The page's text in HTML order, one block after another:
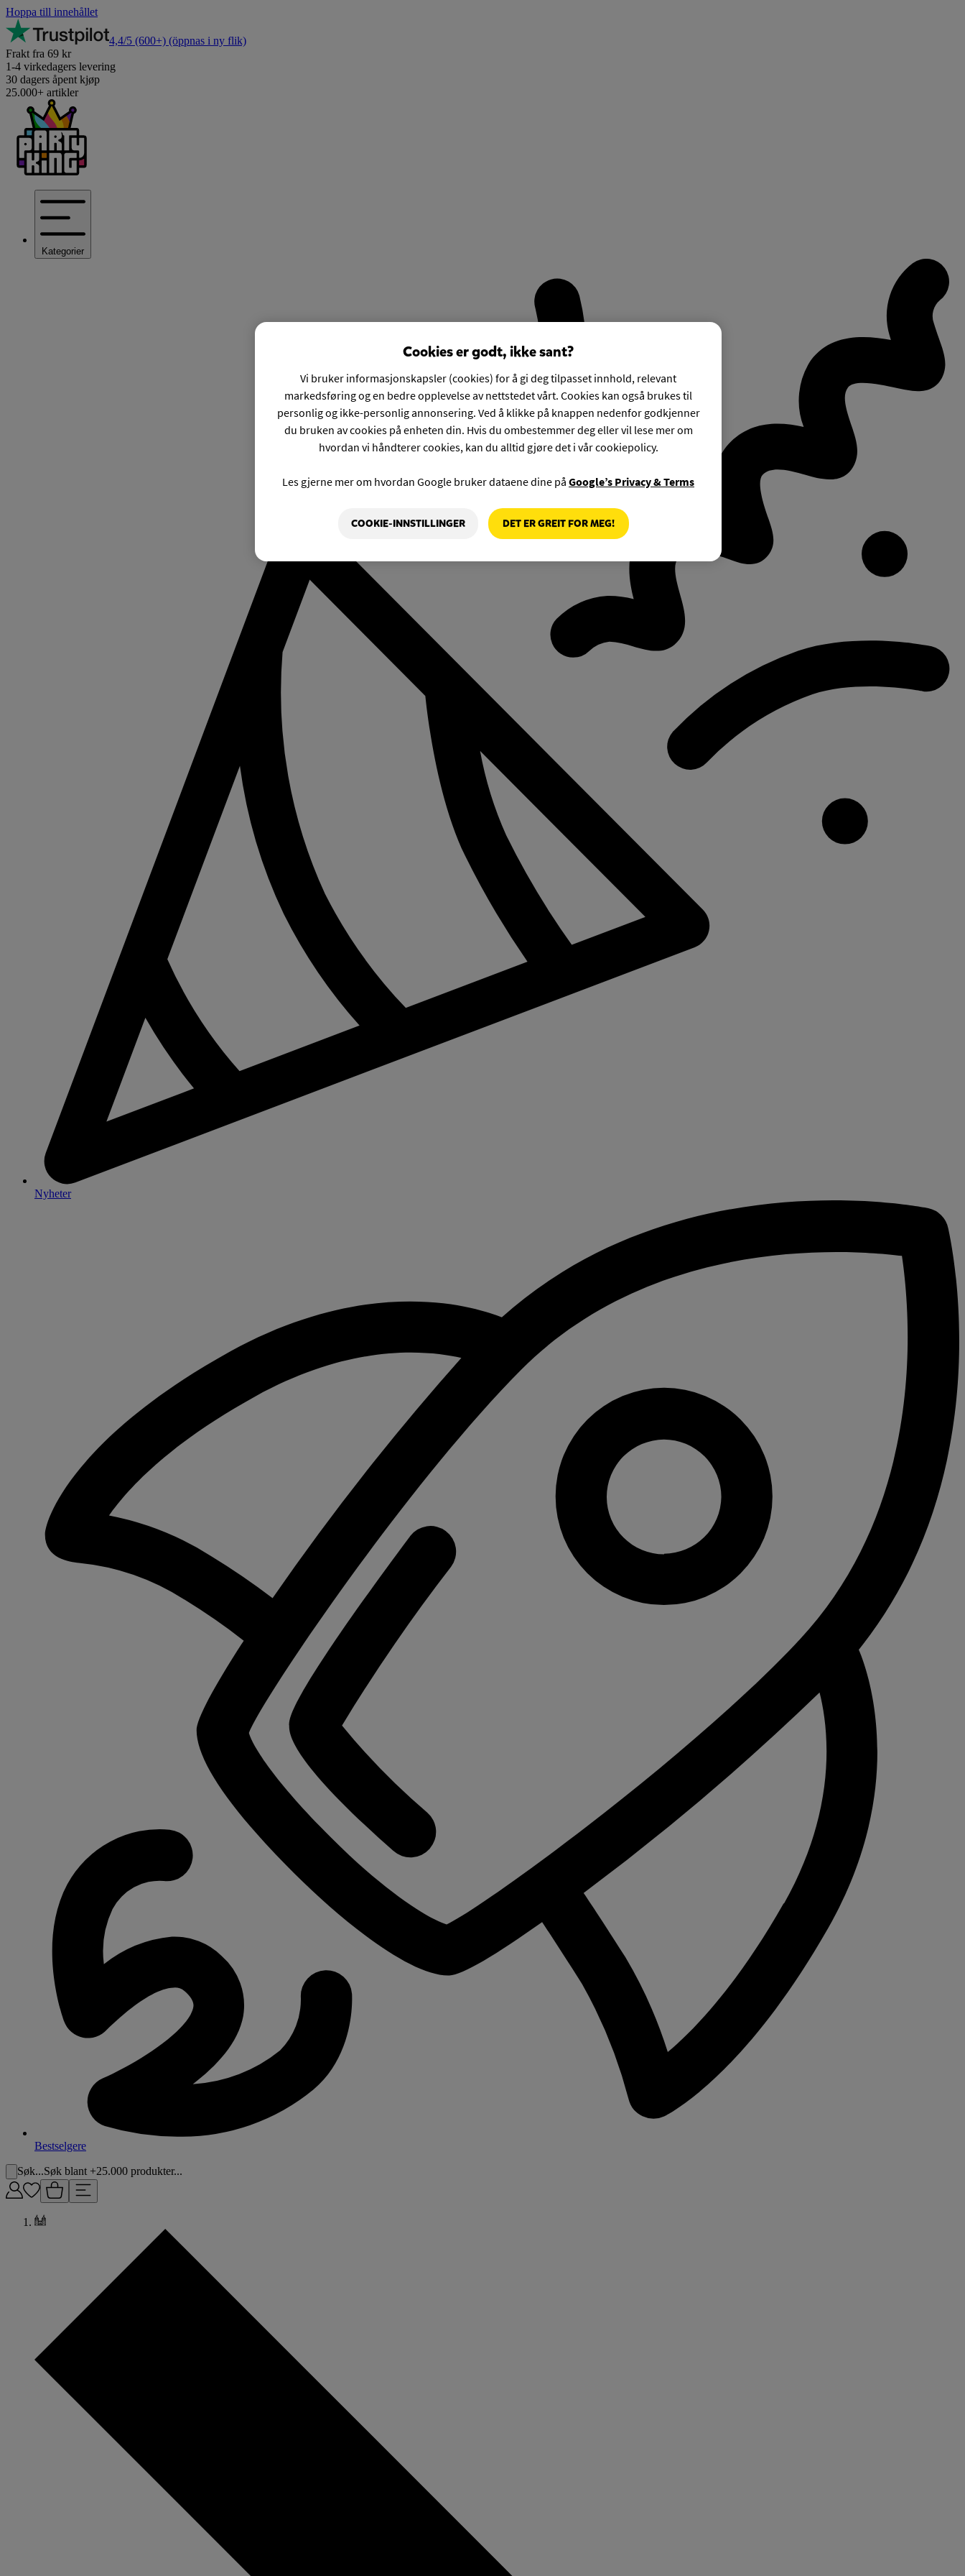
Hoppa till innehållet
4,4/5 (600+) (öppnas i ny flik)
Frakt fra 69 kr
1-4 virkedagers levering
30 dagers åpent kjøp
25.000+ artikler
Kategorier
Nyheter
Bestselgere
Søk...Søk blant +25.000 produkter...
Cookies er godt, ikke sant?
Vi bruker informasjonskapsler (cookies) for å gi deg tilpasset innhold, relevant
markedsføring og en bedre opplevelse av nettstedet vårt. Cookies kan også brukes til
personlig og ikke-personlig annonsering. Ved å klikke på knappen nedenfor godkjenner
du bruken av cookies på enheten din. Hvis du ombestemmer deg eller vil lese mer om
hvordan vi håndterer cookies, kan du alltid gjøre det i vår cookiepolicy.
Les gjerne mer om hvordan Google bruker dataene dine på Google’s Privacy & Terms
COOKIE-INNSTILLINGER DET ER GREIT FOR MEG!